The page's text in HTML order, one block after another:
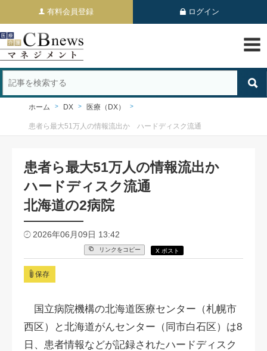
有料会員登録 ログイン
ホーム DX 医療（DX）
患者ら最大51万人の情報流出か ハードディスク流通
患者ら最大51万人の情報流出か
ハードディスク流通
北海道の2病院
2026年06月09日 13:42
リンクをコピー X ポスト
保存
国立病院機構の北海道医療センター（札幌市
西区）と北海道がんセンター（同市白石区）は8
日、患者情報などが記録されたハードディスク